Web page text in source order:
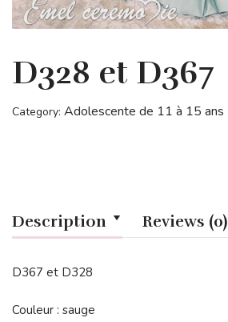
D328 et D367
Category: Adolescente de 11 à 15 ans
Description Reviews (0)
D367 et D328
Couleur : sauge